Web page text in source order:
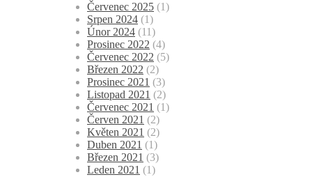
Červenec 2025 (1)
Srpen 2024 (1)
Únor 2024 (11)
Prosinec 2022 (4)
Červenec 2022 (5)
Březen 2022 (2)
Prosinec 2021 (3)
Listopad 2021 (2)
Červenec 2021 (1)
Červen 2021 (2)
Květen 2021 (2)
Duben 2021 (1)
Březen 2021 (3)
Leden 2021 (1)